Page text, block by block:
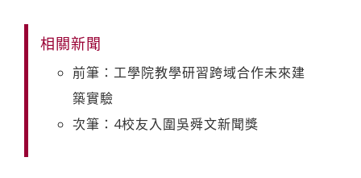
相關新聞
前筆：工學院教學研習跨域合作未來建
築實驗
次筆：4校友入圍吳舜文新聞獎